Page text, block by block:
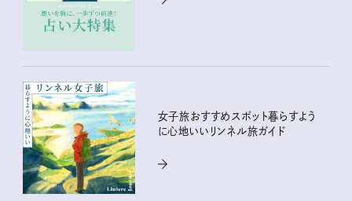
女子旅おすすめスポット暮らすよう
に心地いいリンネル旅ガイド